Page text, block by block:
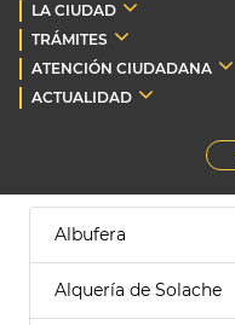
LA CIUDAD
TRÁMITES
ATENCIÓN CIUDADANA
ACTUALIDAD
Albufera
Alquería de Solache